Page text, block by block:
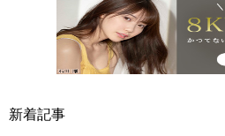
新着記事